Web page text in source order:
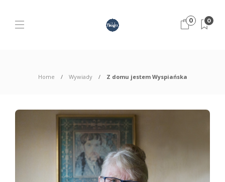
0 0
Home Wywiady Z domu jestem Wyspiańska